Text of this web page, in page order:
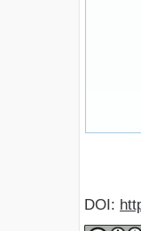
DOI: